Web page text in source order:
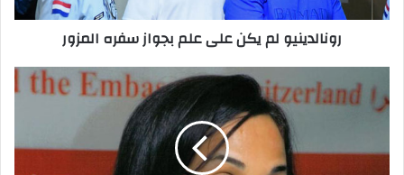
رونالدينيو لم يكن على علم بجواز سفره المزور